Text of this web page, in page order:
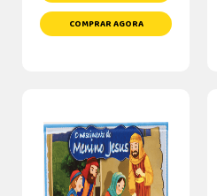
COMPRAR AGORA